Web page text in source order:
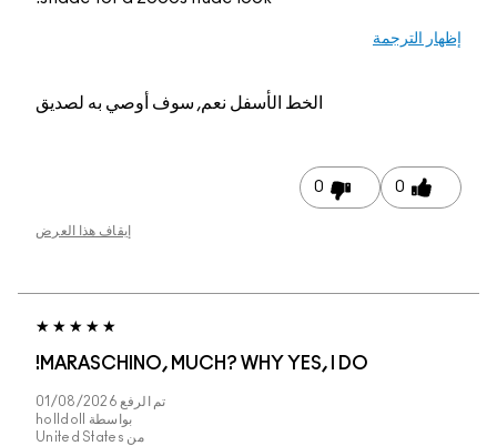
الترجمة
الخط الأسفلنعم, سوف أوصي به لصديق
0
إيقاف هذا العرض
MARASCHINO, MUCH? WHY YES, I DO!
01/08/2026
holldoll
United States